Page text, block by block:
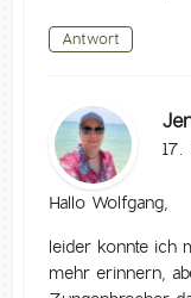
Antwort
Hallo Wolfgang,
leider konnte ich
mehr erinnern,